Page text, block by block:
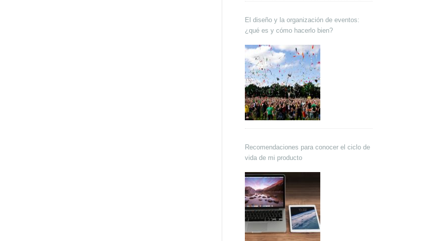
El diseño y la organización de eventos:
¿qué es y cómo hacerlo bien?
Recomendaciones para conocer el ciclo de
vida de mi producto